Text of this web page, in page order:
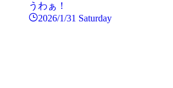
うわぁ！
2026/1/31 Saturday